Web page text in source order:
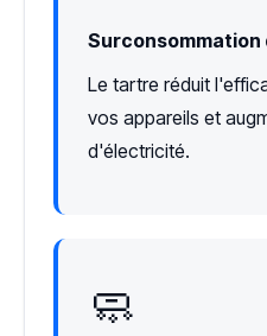
Surconsommation
Le tartre réduit
vos appareils et
d'électricité.
🧼